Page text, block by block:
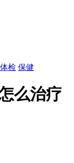
体检 保健
么治疗